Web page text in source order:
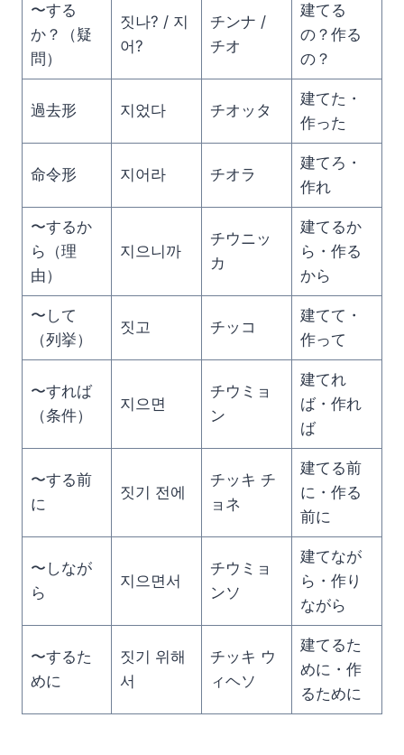
〜する
か？（疑
問）
짓나? / 지
어?
チンナ /
チオ
建てる
の？作る
の？
過去形 지었다 チオッタ
建てた・
作った
命令形 지어라 チオラ
建てろ・
作れ
〜するか
ら（理
由）
지으니까
チウニッ
カ
建てるか
ら・作る
から
〜して
（列挙）
짓고 チッコ
建てて・
作って
〜すれば
（条件）
지으면
チウミョ
ン
建てれ
ば・作れ
ば
〜する前
に
짓기 전에
チッキ チ
ョネ
建てる前
に・作る
前に
〜しなが
ら
지으면서
チウミョ
ンソ
建てなが
ら・作り
ながら
〜するた
めに
짓기 위해
서
チッキ ウ
ィヘソ
建てるた
めに・作
るために